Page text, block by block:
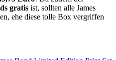
gratis ist, sollten alle James
ehe diese tolle Box vergriffen